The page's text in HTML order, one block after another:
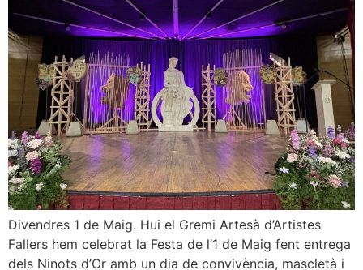
Divendres 1 de Maig. Hui el Gremi Artesà d’Artistes
Fallers hem celebrat la Festa de l’1 de Maig fent entrega
dels Ninots d’Or amb un dia de convivència, mascletà i